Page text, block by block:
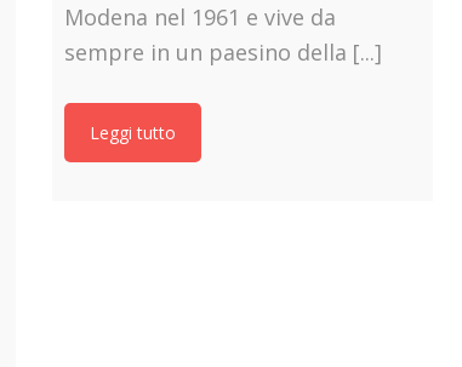
Modena nel 1961 e vive da
sempre in un paesino della [...]
Leggi tutto